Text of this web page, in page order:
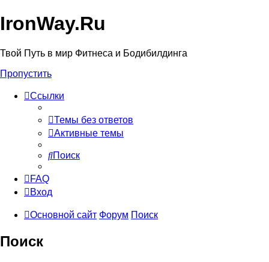
IronWay.Ru
Твой Путь в мир Фитнеса и Бодибилдинга
Пропустить
Ссылки
Темы без ответов
Активные темы
Поиск
FAQ
Вход
Основной сайт Форум Поиск
Поиск